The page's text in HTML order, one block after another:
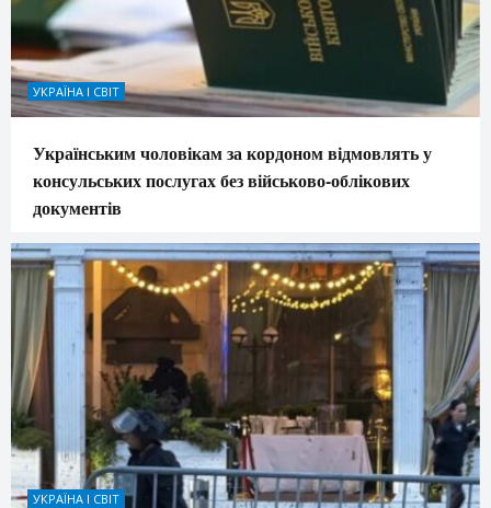
УКРАЇНА І СВІТ
Українським чоловікам за кордоном відмовлять у
консульських послугах без військово-облікових
документів
УКРАЇНА І СВІТ